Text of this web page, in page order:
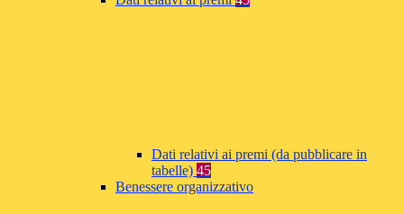
Dati relativi ai premi (da pubblicare in
tabelle) 45
Benessere organizzativo